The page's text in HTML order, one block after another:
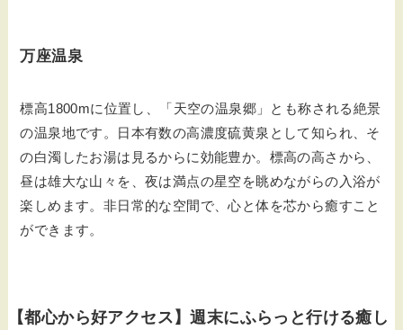
万座温泉
標高1800mに位置し、「天空の温泉郷」とも称される絶景
の温泉地です。日本有数の高濃度硫黄泉として知られ、そ
の白濁したお湯は見るからに効能豊か。標高の高さから、
昼は雄大な山々を、夜は満点の星空を眺めながらの入浴が
楽しめます。非日常的な空間で、心と体を芯から癒すこと
ができます。
【都心から好アクセス】週末にふらっと行ける癒し